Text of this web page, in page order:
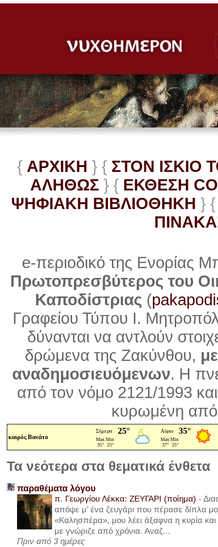
{ ΑΡΧΙΚΗ } { ΣΤΟΝ ΙΣΚΙΟ
ΑΛΗΘΩΣ } { ΕΚΘΕΣΗ
ΨΗΦΙΑΚΗ ΒΙΒΛΙΟΘΗΚΗ } {
e-περιοδικό της Ενορίας
Πρωτοπρεσβύτερος του
Καποδίστριας (
Γραφείου Τύπου Ι.
δύνανται να αντλούν
δρώμενα της Ζακύνθου,
αναδημοσιευόμενων. Η
από τον νόμο 2121/1993
κυρωμένη
καιρός Βανάτο
Τα νεότερα στα θεματικά ένθετα
παραθέματα λόγου
π. Γεωργίου Λέκκα: ΖΕΥΓΑΡΙ (ποίημα) -
απόψε μ’ ένα ζευγάρι που πέρασε δίπλα
«Καλησπέρα», μου λέει άξαφνα η κυρία και
με γνώριζε από χρόνια. Αναζ...
Πριν από 3 ημέρες